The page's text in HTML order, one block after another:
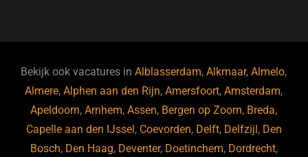
b
o
o
k
ky dI
n
Bekijk ook vacatures inAlblasserdam,Alkmaar,Almelo,
Almere,Alphen aan den Rijn,Amersfoort,Amsterdam,
Apeldoorn,Arnhem,Assen, Bergen op Zoom, Breda,
Capelle aan den IJssel , Coevorden, Delft, Delfzijl , Den
Bosch, Den Haag, Deventer, Doetinchem, Dordrecht,